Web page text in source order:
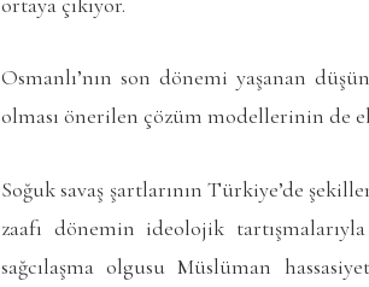
Osmanlı’nın son dönemi yaşanan
olması önerilen çözüm modellerinin de
Soğuk savaş şartlarının Türkiye’de
zaafı dönemin ideolojik
sağcılaşma olgusu Müslüman